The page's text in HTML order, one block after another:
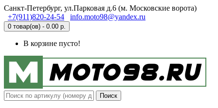
Санкт-Петербург, ул.Парковая д.6 (м. Московские ворота)
+7(911)820-24-54
info.moto98@yandex.ru
0 товар(ов) - 0.00 р.
В корзине пусто!
Поиск